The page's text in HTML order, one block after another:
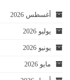
أغسطس 2026
يوليو 2026
يونيو 2026
مايو 2026